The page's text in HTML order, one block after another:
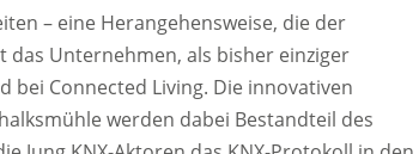
– eine Herangehensweise, die der
das Unternehmen, als bisher einziger
bei Connected Living. Die innovativen
werden dabei Bestandteil des